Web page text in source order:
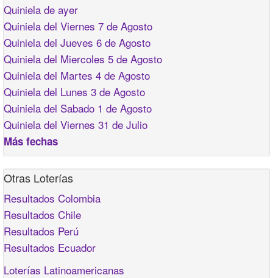
Quiniela de ayer
Quiniela del Viernes 7 de Agosto
Quiniela del Jueves 6 de Agosto
Quiniela del Miercoles 5 de Agosto
Quiniela del Martes 4 de Agosto
Quiniela del Lunes 3 de Agosto
Quiniela del Sabado 1 de Agosto
Quiniela del Viernes 31 de Julio
Más fechas
Otras Loterías
Resultados Colombia
Resultados Chile
Resultados Perú
Resultados Ecuador
Loterías Latinoamericanas